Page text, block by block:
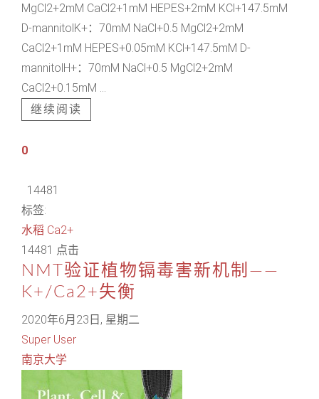
MgCl2+2mM CaCl2+1mM HEPES+2mM KCl+147.5mM
D-mannitolK+：70mM NaCl+0.5 MgCl2+2mM
CaCl2+1mM HEPES+0.05mM KCl+147.5mM D-
mannitolH+：70mM NaCl+0.5 MgCl2+2mM
CaCl2+0.15mM ...
继续阅读
0
14481
标签:
水稻 Ca2+
14481 点击
NMT验证植物镉毒害新机制——
K+/Ca2+失衡
2020年6月23日, 星期二
Super User
南京大学